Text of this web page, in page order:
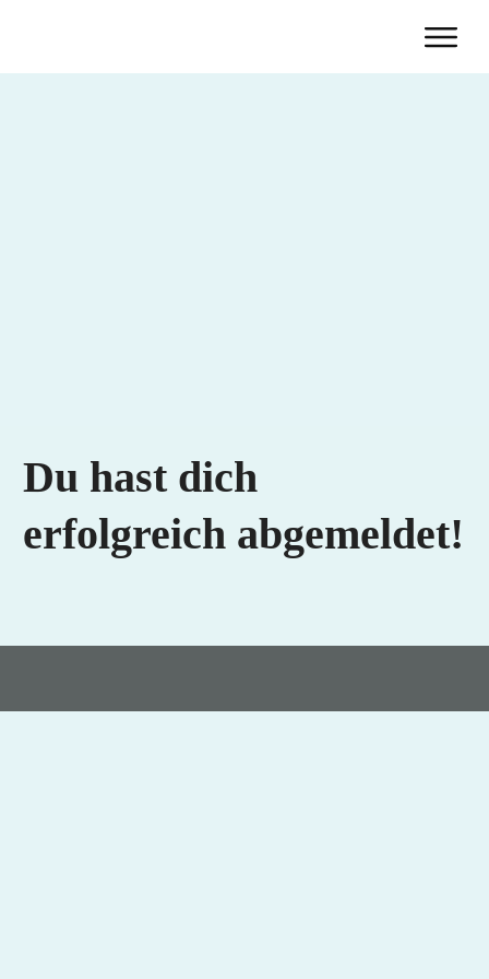
Du hast dich
erfolgreich abgemeldet!